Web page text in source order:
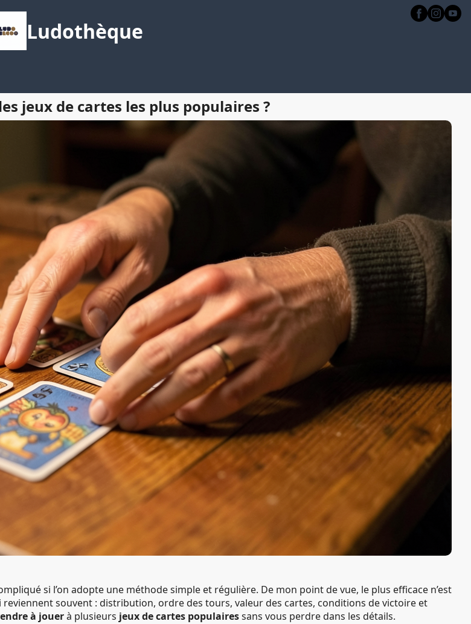
Ludothèque
jeux de cartes les plus populaires ?
si l’on adopte une méthode simple et régulière. De mon point de vue, le plus efficace n’est
souvent : distribution, ordre des tours, valeur des cartes, conditions de victoire et
à jouerà plusieurs jeux de cartes populairessans vous perdre dans les détails.